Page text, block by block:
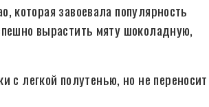
завоевала популярность
вырастить мяту шоколадную,
с легкой полутенью, но не переносит